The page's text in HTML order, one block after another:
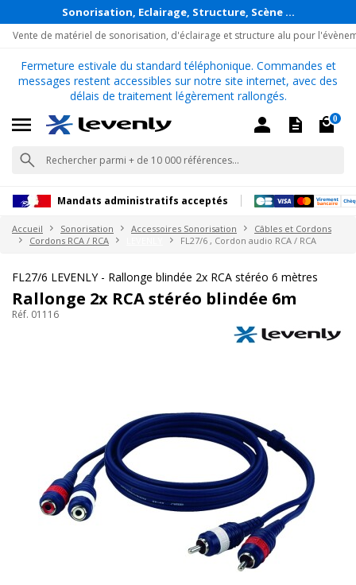
Sonorisation, Eclairage, Structure, Scène ...
Vente de matériel de sonorisation, d'éclairage et structure alu pour
Fermeture estivale du standard téléphonique. Commandes et
messages restent accessibles sur notre site internet, avec des
délais de traitement légèrement rallongés.
0
Mandats administratifs acceptés
Accueil Sonorisation Accessoires Sonorisation
Câbles et Cordons
Cordons RCA / RCA
FL27/6 , Cordon audio RCA / RCA
FL27/6 LEVENLY - Rallonge blindée 2x RCA stéréo 6 mètres
Rallonge 2x RCA stéréo blindée 6m
Réf. 01116